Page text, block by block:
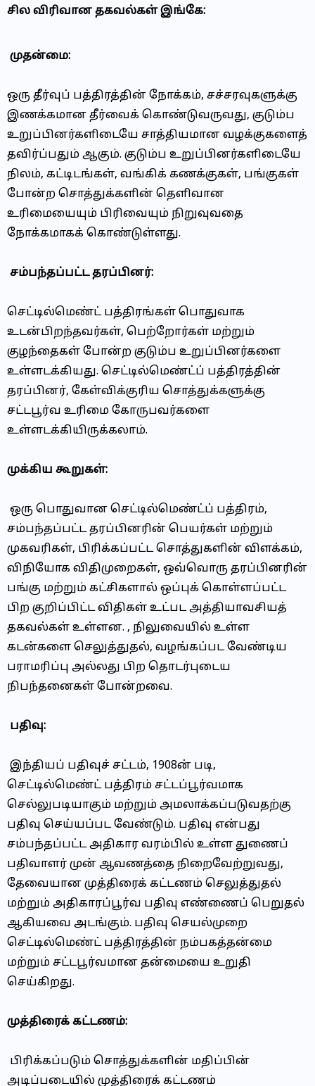
சில விரிவான தகவல்கள் இங்கே:
முதன்மை:
ஒரு தீர்வுப் பத்திரத்தின் நோக்கம், சச்சரவுகளுக்கு
இணக்கமான தீர்வைக் கொண்டுவருவது, குடும்ப
உறுப்பினர்களிடையே சாத்தியமான வழக்குகளைத்
தவிர்ப்பதும் ஆகும். குடும்ப உறுப்பினர்களிடையே
நிலம், கட்டிடங்கள், வங்கிக் கணக்குகள், பங்குகள்
போன்ற சொத்துக்களின் தெளிவான
உரிமையையும் பிரிவையும் நிறுவுவதை
நோக்கமாகக் கொண்டுள்ளது.
சம்பந்தப்பட்ட தரப்பினர்:
செட்டில்மெண்ட் பத்திரங்கள் பொதுவாக
உடன்பிறந்தவர்கள், பெற்றோர்கள் மற்றும்
குழந்தைகள் போன்ற குடும்ப உறுப்பினர்களை
உள்ளடக்கியது. செட்டில்மெண்ட்ப் பத்திரத்தின்
தரப்பினர், கேள்விக்குரிய சொத்துக்களுக்கு
சட்டபூர்வ உரிமை கோருபவர்களை
உள்ளடக்கியிருக்கலாம்.
முக்கிய கூறுகள்:
ஒரு பொதுவான செட்டில்மெண்ட்ப் பத்திரம்,
சம்பந்தப்பட்ட தரப்பினரின் பெயர்கள் மற்றும்
முகவரிகள், பிரிக்கப்பட்ட சொத்துகளின் விளக்கம்,
விநியோக விதிமுறைகள், ஒவ்வொரு தரப்பினரின்
பங்கு மற்றும் கட்சிகளால் ஒப்புக் கொள்ளப்பட்ட
பிற குறிப்பிட்ட விதிகள் உட்பட அத்தியாவசியத்
தகவல்கள் உள்ளன. , நிலுவையில் உள்ள
கடன்களை செலுத்துதல், வழங்கப்பட வேண்டிய
பராமரிப்பு அல்லது பிற தொடர்புடைய
நிபந்தனைகள் போன்றவை.
பதிவு:
இந்தியப் பதிவுச் சட்டம், 1908ன் படி,
செட்டில்மெண்ட் பத்திரம் சட்டப்பூர்வமாக
செல்லுபடியாகும் மற்றும் அமலாக்கப்படுவதற்கு
பதிவு செய்யப்பட வேண்டும். பதிவு என்பது
சம்பந்தப்பட்ட அதிகார வரம்பில் உள்ள துணைப்
பதிவாளர் முன் ஆவணத்தை நிறைவேற்றுவது,
தேவையான முத்திரைக் கட்டணம் செலுத்துதல்
மற்றும் அதிகாரப்பூர்வ பதிவு எண்ணைப் பெறுதல்
ஆகியவை அடங்கும். பதிவு செயல்முறை
செட்டில்மெண்ட் பத்திரத்தின் நம்பகத்தன்மை
மற்றும் சட்டபூர்வமான தன்மையை உறுதி
செய்கிறது.
முத்திரைக் கட்டணம்:
பிரிக்கப்படும் சொத்துக்களின் மதிப்பின்
அடிப்படையில் முத்திரைக் கட்டணம்